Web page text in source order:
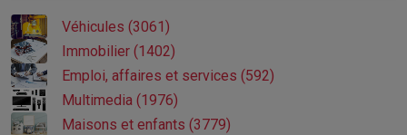
Véhicules (3061)
Immobilier (1402)
Emploi, affaires et services (592)
Multimedia (1976)
Maisons et enfants (3779)